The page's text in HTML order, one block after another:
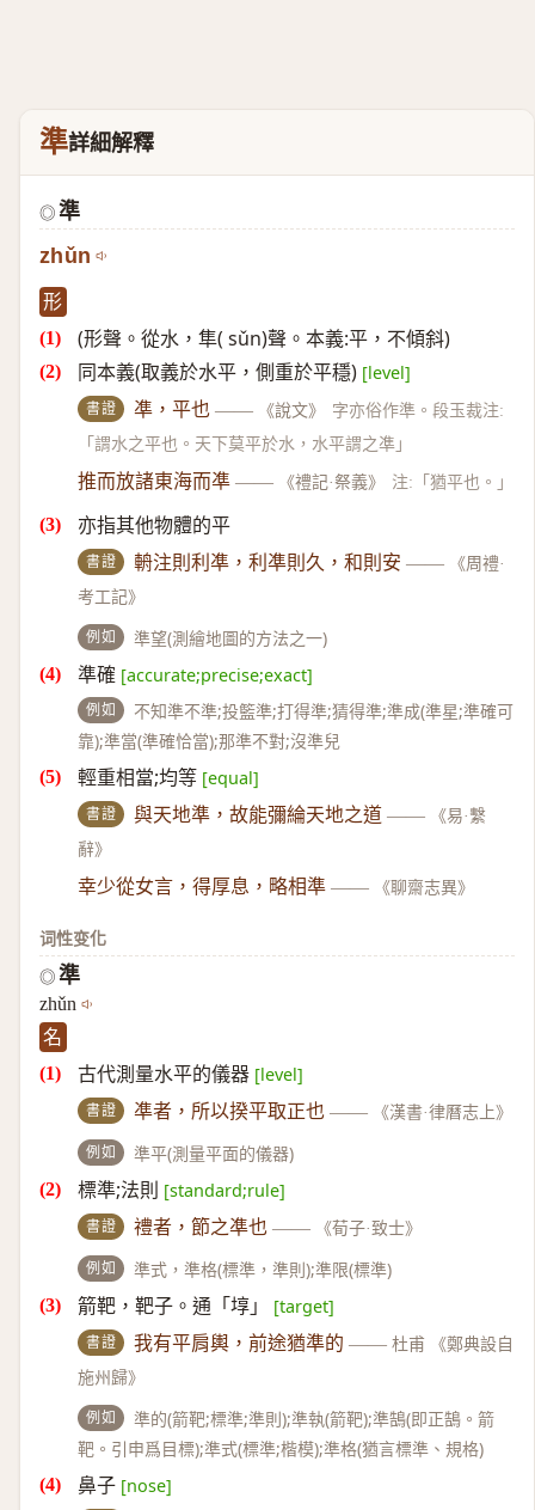
準詳細解釋
◎ 準
zhǔn
形
(形聲。從水，隼( sǔn)聲。本義:平，不傾斜)
同本義(取義於水平，側重於平穩) [level]
書證 凖，平也 —— 《說文》
字亦俗作準。段玉裁注:
「謂水之平也。天下莫平於水，水平謂之凖」
推而放諸東海而凖 —— 《禮記·祭義》 注:「猶平也。」
亦指其他物體的平
書證 輈注則利凖，利凖則久，和則安 ——
《周禮·
考工記》
例如 準望(測繪地圖的方法之一)
準確 [accurate;precise;exact]
例如
不知準不準;投籃準;打得準;猜得準;準成(準星;準確可
靠);準當(準確恰當);那準不對;沒準兒
輕重相當;均等 [equal]
書證 與天地準，故能彌綸天地之道 ——
《易·繫
辭》
幸少從女言，得厚息，略相準 —— 《聊齋志異》
词性变化
◎ 準
zhǔn
名
古代測量水平的儀器 [level]
書證 凖者，所以揆平取正也 —— 《漢書·律曆志上》
例如 準平(測量平面的儀器)
標準;法則 [standard;rule]
書證 禮者，節之凖也 —— 《荀子·致士》
例如 準式，準格(標準，準則);準限(標準)
箭靶，靶子。通「埻」 [target]
書證 我有平肩輿，前途猶準的 —— 杜甫 《鄭典設自
施州歸》
例如
準的(箭靶;標準;準則);準執(箭靶);準鵠(即正鵠。箭
靶。引申爲目標);準式(標準;楷模);準格(猶言標準、規格)
鼻子 [nose]